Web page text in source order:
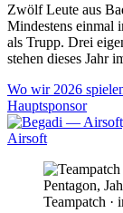
Zwölf Leute aus
Mindestens einmal
als Trupp. Drei
stehen dieses Jahr
Wo wir 2026
Hauptsponsor
Teampatch ·